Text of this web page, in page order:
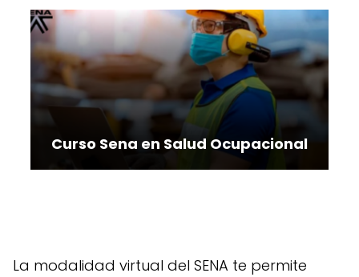
Curso Sena en Salud Ocupacional
La modalidad virtual del SENA te permite